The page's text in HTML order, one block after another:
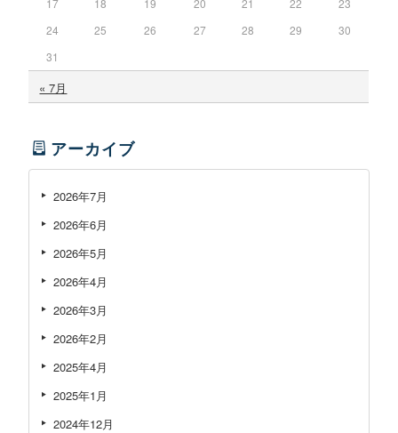
« 7月
17 18 19 20 21 22
23
24
25 26 27 28 29
30
31
アーカイブ
2026年7月
2026年6月
2026年5月
2026年4月
2026年3月
2026年2月
2025年4月
2025年1月
2024年12月